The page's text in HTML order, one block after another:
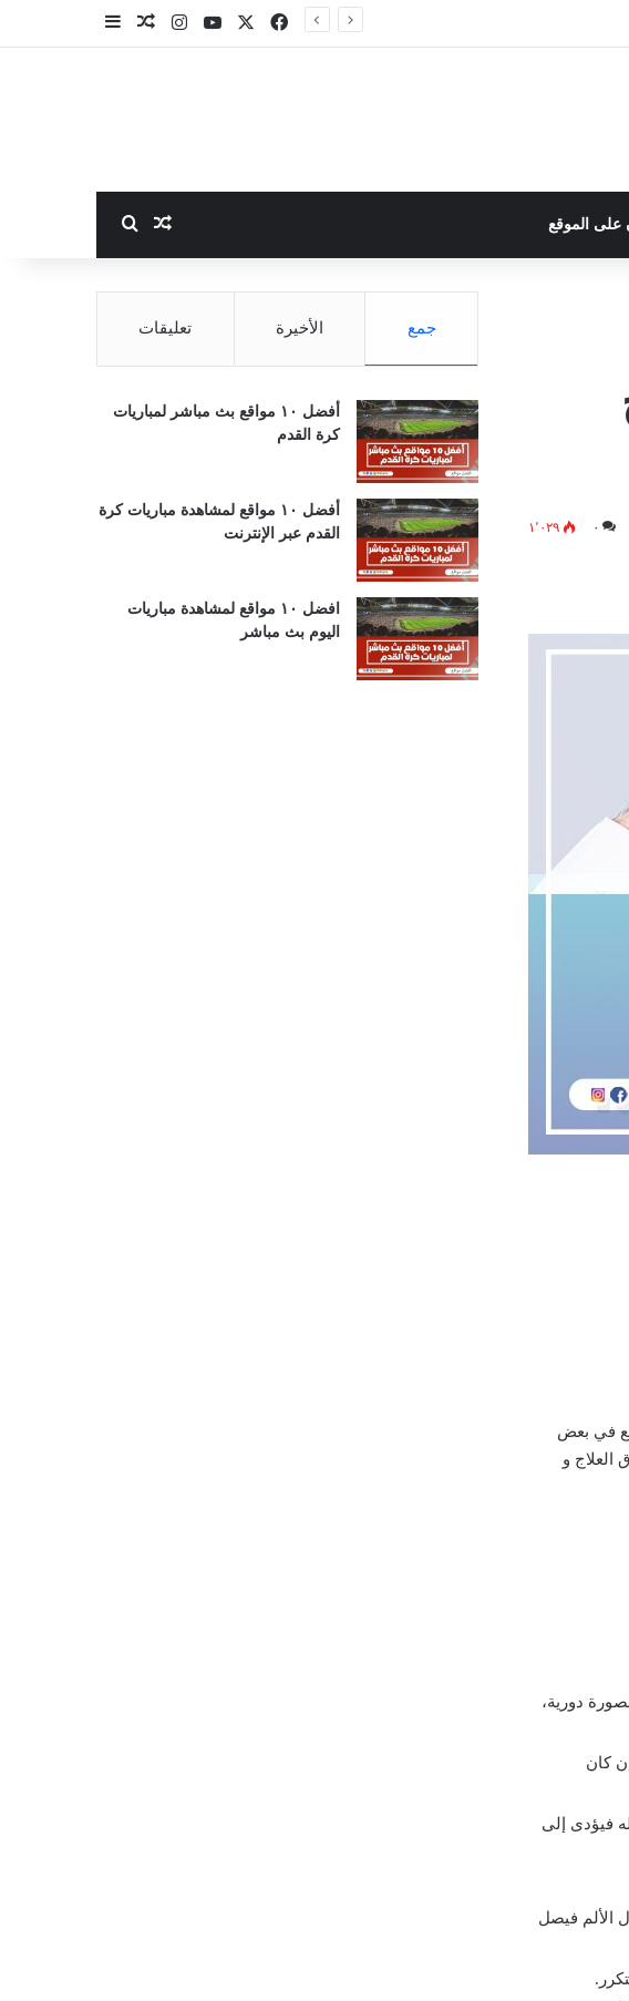
فيسبوك ‫YouTubeانستقراممقال عشوائي
على الموقع مقال عشوائي
٠ ١٬٠٢٩
في بعض
العلاج و
دورية،
كان
فيؤدى إلى
الألم فيصل
جمع الأخيرة تعليقات
أفضل ١٠ مواقع بث مباشر لمباريات
كرة القدم
أفضل ١٠ مواقع لمشاهدة مباريات كرة
القدم عبر الإنترنت
افضل ١٠ مواقع لمشاهدة مباريات
اليوم بث مباشر